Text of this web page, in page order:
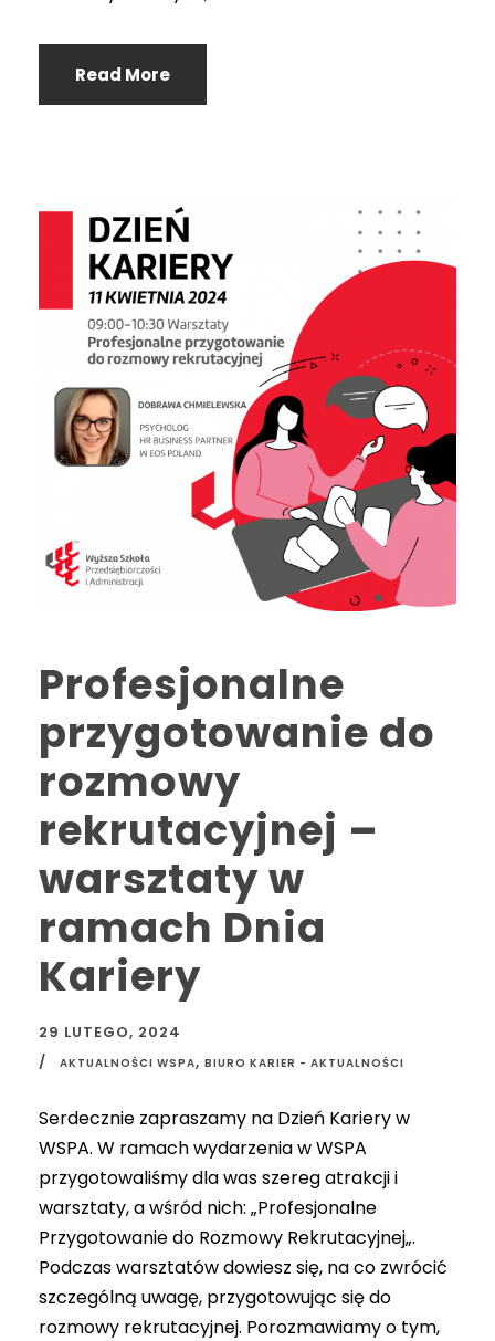
Read More
Profesjonalne
przygotowanie do
rozmowy
rekrutacyjnej –
warsztaty w
ramach Dnia
Kariery
29 LUTEGO, 2024
AKTUALNOŚCI WSPA, BIURO KARIER - AKTUALNOŚCI
Serdecznie zapraszamy na Dzień Kariery w
WSPA. W ramach wydarzenia w WSPA
przygotowaliśmy dla was szereg atrakcji i
warsztaty, a wśród nich: „Profesjonalne
Przygotowanie do Rozmowy Rekrutacyjnej„.
Podczas warsztatów dowiesz się, na co zwrócić
szczególną uwagę, przygotowując się do
rozmowy rekrutacyjnej. Porozmawiamy o tym,